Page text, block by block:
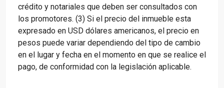
crédito y notariales que deben ser consultados con
los promotores. (3) Si el precio del inmueble esta
expresado en USD dólares americanos, el precio en
pesos puede variar dependiendo del tipo de cambio
en el lugar y fecha en el momento en que se realice el
pago, de conformidad con la legislación aplicable.